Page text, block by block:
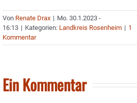
Von Renate Drax | Mo. 30.1.2023 -
16:13 | Kategorien: Landkreis Rosenheim | 1
Kommentar
Ein Kommentar